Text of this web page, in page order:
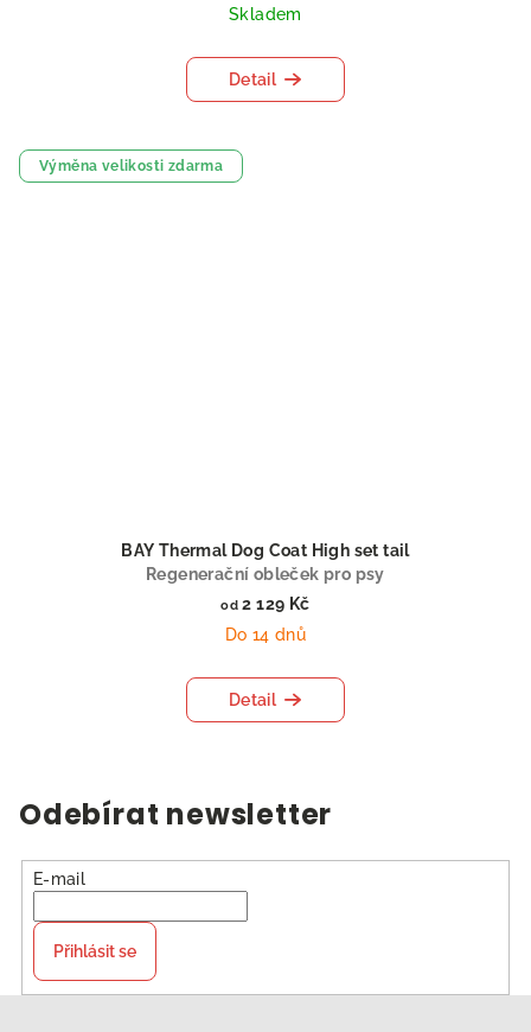
Skladem
Detail
Výměna velikosti zdarma
BAY Thermal Dog Coat High set tail
Regenerační obleček pro psy
od 2 129 Kč
Do 14 dnů
Detail
Odebírat newsletter
E-mail
Přihlásit se